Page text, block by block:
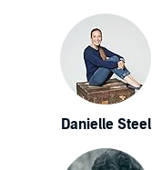
Danielle Steel